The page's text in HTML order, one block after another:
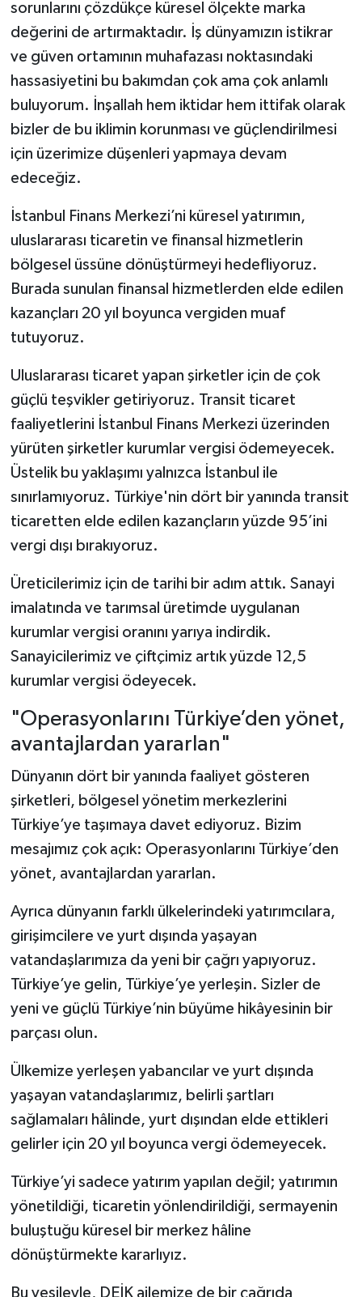
sorunlarını çözdükçe küresel ölçekte marka
değerini de artırmaktadır. İş dünyamızın istikrar
ve güven ortamının muhafazası noktasındaki
hassasiyetini bu bakımdan çok ama çok anlamlı
buluyorum. İnşallah hem iktidar hem ittifak olarak
bizler de bu iklimin korunması ve güçlendirilmesi
için üzerimize düşenleri yapmaya devam
edeceğiz.
İstanbul Finans Merkezi’ni küresel yatırımın,
uluslararası ticaretin ve finansal hizmetlerin
bölgesel üssüne dönüştürmeyi hedefliyoruz.
Burada sunulan finansal hizmetlerden elde edilen
kazançları 20 yıl boyunca vergiden muaf
tutuyoruz.
Uluslararası ticaret yapan şirketler için de çok
güçlü teşvikler getiriyoruz. Transit ticaret
faaliyetlerini İstanbul Finans Merkezi üzerinden
yürüten şirketler kurumlar vergisi ödemeyecek.
Üstelik bu yaklaşımı yalnızca İstanbul ile
sınırlamıyoruz. Türkiye'nin dört bir yanında transit
ticaretten elde edilen kazançların yüzde 95’ini
vergi dışı bırakıyoruz.
Üreticilerimiz için de tarihi bir adım attık. Sanayi
imalatında ve tarımsal üretimde uygulanan
kurumlar vergisi oranını yarıya indirdik.
Sanayicilerimiz ve çiftçimiz artık yüzde 12,5
kurumlar vergisi ödeyecek.
"Operasyonlarını Türkiye’den yönet,
avantajlardan yararlan"
Dünyanın dört bir yanında faaliyet gösteren
şirketleri, bölgesel yönetim merkezlerini
Türkiye’ye taşımaya davet ediyoruz. Bizim
mesajımız çok açık: Operasyonlarını Türkiye’den
yönet, avantajlardan yararlan.
Ayrıca dünyanın farklı ülkelerindeki yatırımcılara,
girişimcilere ve yurt dışında yaşayan
vatandaşlarımıza da yeni bir çağrı yapıyoruz.
Türkiye’ye gelin, Türkiye’ye yerleşin. Sizler de
yeni ve güçlü Türkiye’nin büyüme hikâyesinin bir
parçası olun.
Ülkemize yerleşen yabancılar ve yurt dışında
yaşayan vatandaşlarımız, belirli şartları
sağlamaları hâlinde, yurt dışından elde ettikleri
gelirler için 20 yıl boyunca vergi ödemeyecek.
Türkiye’yi sadece yatırım yapılan değil; yatırımın
yönetildiği, ticaretin yönlendirildiği, sermayenin
buluştuğu küresel bir merkez hâline
dönüştürmekte kararlıyız.
Bu vesileyle, DEİK ailemize de bir çağrıda